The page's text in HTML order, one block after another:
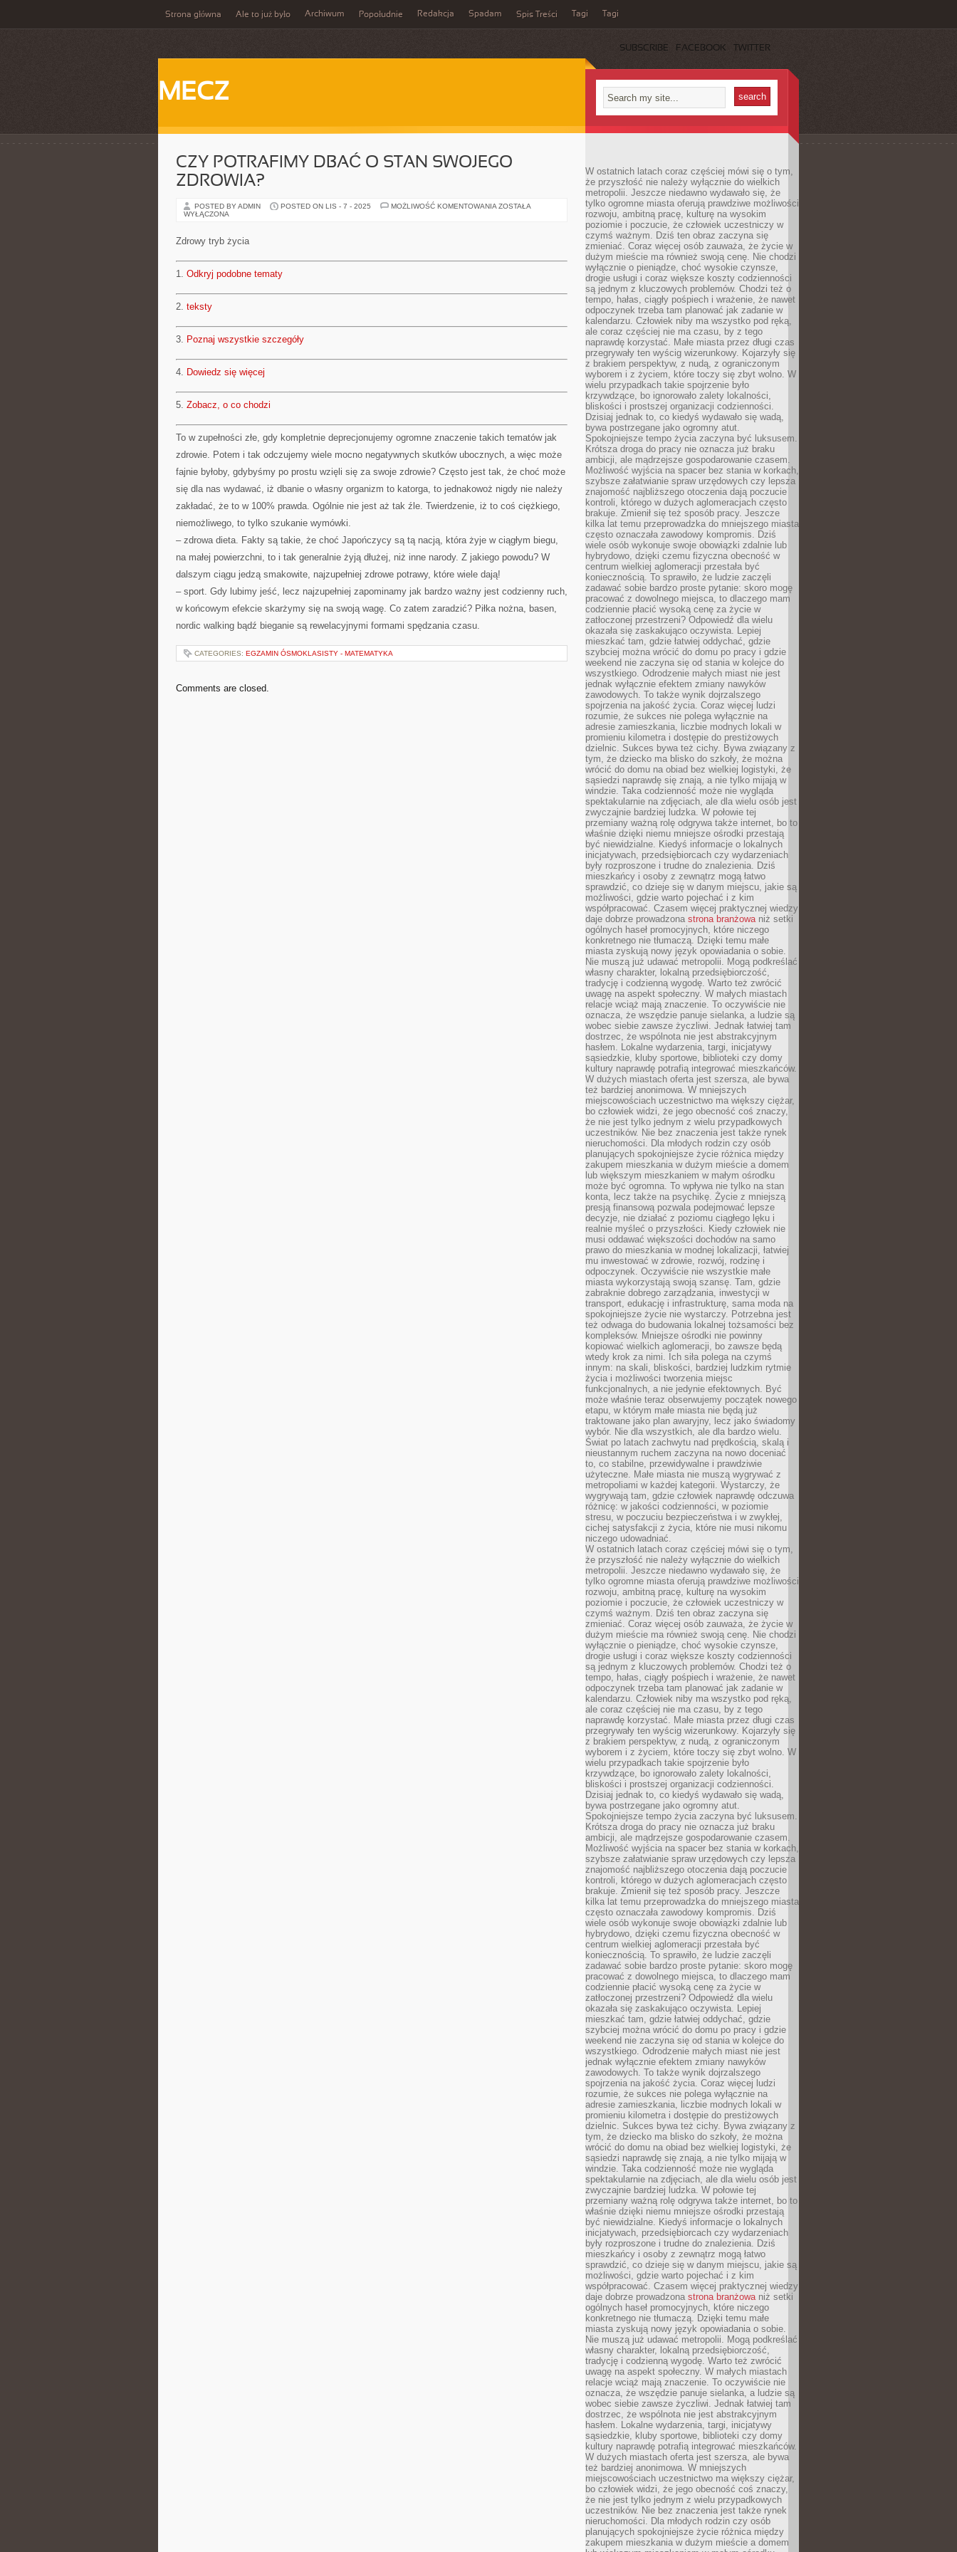
Strona główna Ale to już było Archiwum Popołudnie Redakcja Spadam Spis Treści Tagi Tagi
SUBSCRIBE FACEBOOK TWITTER
MECZ
CZY POTRAFIMY DBAĆ O STAN SWOJEGO
ZDROWIA?
POSTED BY ADMIN POSTED ON LIS - 7 - 2025 MOŻLIWOŚĆ KOMENTOWANIA CZY
ZOSTAŁA
WYŁĄCZONA
Zdrowy tryb życia
1. Odkryj podobne tematy
2. teksty
3. Poznaj wszystkie szczegóły
4. Dowiedz się więcej
5. Zobacz, o co chodzi
To w zupełności złe, gdy kompletnie deprecjonujemy ogromne znaczenie takich tematów jak
zdrowie. Potem i tak odczujemy wiele mocno negatywnych skutków ubocznych, a więc może
fajnie byłoby, gdybyśmy po prostu wzięli się za swoje zdrowie? Często jest tak, że choć może
się dla nas wydawać, iż dbanie o własny organizm to katorga, to jednakowoż nigdy nie należy
zakładać, że to w 100% prawda. Ogólnie nie jest aż tak źle. Twierdzenie, iż to coś ciężkiego,
niemożliwego, to tylko szukanie wymówki.
– zdrowa dieta. Fakty są takie, że choć Japończycy są tą nacją, która żyje w ciągłym biegu,
na małej powierzchni, to i tak generalnie żyją dłużej, niż inne narody. Z jakiego powodu? W
dalszym ciągu jedzą smakowite, najzupełniej zdrowe potrawy, które wiele dają!
– sport. Gdy lubimy jeść, lecz najzupełniej zapominamy jak bardzo ważny jest codzienny ruch,
w końcowym efekcie skarżymy się na swoją wagę. Co zatem zaradzić? Piłka nożna, basen,
nordic walking bądź bieganie są rewelacyjnymi formami spędzania czasu.
CATEGORIES: EGZAMIN ÓSMOKLASISTY - MATEMATYKA
Comments are closed.
W ostatnich latach coraz częściej mówi się o tym,
że przyszłość nie należy wyłącznie do wielkich
metropolii. Jeszcze niedawno wydawało się, że
tylko ogromne miasta oferują prawdziwe możliwości
rozwoju, ambitną pracę, kulturę na wysokim
poziomie i poczucie, że człowiek uczestniczy w
czymś ważnym. Dziś ten obraz zaczyna się
zmieniać. Coraz więcej osób zauważa, że życie w
dużym mieście ma również swoją cenę. Nie chodzi
wyłącznie o pieniądze, choć wysokie czynsze,
drogie usługi i coraz większe koszty codzienności
są jednym z kluczowych problemów. Chodzi też o
tempo, hałas, ciągły pośpiech i wrażenie, że nawet
odpoczynek trzeba tam planować jak zadanie w
kalendarzu. Człowiek niby ma wszystko pod ręką,
ale coraz częściej nie ma czasu, by z tego
naprawdę korzystać. Małe miasta przez długi czas
przegrywały ten wyścig wizerunkowy. Kojarzyły się
z brakiem perspektyw, z nudą, z ograniczonym
wyborem i z życiem, które toczy się zbyt wolno. W
wielu przypadkach takie spojrzenie było
krzywdzące, bo ignorowało zalety lokalności,
bliskości i prostszej organizacji codzienności.
Dzisiaj jednak to, co kiedyś wydawało się wadą,
bywa postrzegane jako ogromny atut.
Spokojniejsze tempo życia zaczyna być luksusem.
Krótsza droga do pracy nie oznacza już braku
ambicji, ale mądrzejsze gospodarowanie czasem.
Możliwość wyjścia na spacer bez stania w korkach,
szybsze załatwianie spraw urzędowych czy lepsza
znajomość najbliższego otoczenia dają poczucie
kontroli, którego w dużych aglomeracjach często
brakuje. Zmienił się też sposób pracy. Jeszcze
kilka lat temu przeprowadzka do mniejszego miasta
często oznaczała zawodowy kompromis. Dziś
wiele osób wykonuje swoje obowiązki zdalnie lub
hybrydowo, dzięki czemu fizyczna obecność w
centrum wielkiej aglomeracji przestała być
koniecznością. To sprawiło, że ludzie zaczęli
zadawać sobie bardzo proste pytanie: skoro mogę
pracować z dowolnego miejsca, to dlaczego mam
codziennie płacić wysoką cenę za życie w
zatłoczonej przestrzeni? Odpowiedź dla wielu
okazała się zaskakująco oczywista. Lepiej
mieszkać tam, gdzie łatwiej oddychać, gdzie
szybciej można wrócić do domu po pracy i gdzie
weekend nie zaczyna się od stania w kolejce do
wszystkiego. Odrodzenie małych miast nie jest
jednak wyłącznie efektem zmiany nawyków
zawodowych. To także wynik dojrzalszego
spojrzenia na jakość życia. Coraz więcej ludzi
rozumie, że sukces nie polega wyłącznie na
adresie zamieszkania, liczbie modnych lokali w
promieniu kilometra i dostępie do prestiżowych
dzielnic. Sukces bywa też cichy. Bywa związany z
tym, że dziecko ma blisko do szkoły, że można
wrócić do domu na obiad bez wielkiej logistyki, że
sąsiedzi naprawdę się znają, a nie tylko mijają w
windzie. Taka codzienność może nie wygląda
spektakularnie na zdjęciach, ale dla wielu osób jest
zwyczajnie bardziej ludzka. W połowie tej
przemiany ważną rolę odgrywa także internet, bo to
właśnie dzięki niemu mniejsze ośrodki przestają
być niewidzialne. Kiedyś informacje o lokalnych
inicjatywach, przedsiębiorcach czy wydarzeniach
były rozproszone i trudne do znalezienia. Dziś
mieszkańcy i osoby z zewnątrz mogą łatwo
sprawdzić, co dzieje się w danym miejscu, jakie są
możliwości, gdzie warto pojechać i z kim
współpracować. Czasem więcej praktycznej wiedzy
daje dobrze prowadzona strona branżowaniż setki
ogólnych haseł promocyjnych, które niczego
konkretnego nie tłumaczą. Dzięki temu małe
miasta zyskują nowy język opowiadania o sobie.
Nie muszą już udawać metropolii. Mogą podkreślać
własny charakter, lokalną przedsiębiorczość,
tradycję i codzienną wygodę. Warto też zwrócić
uwagę na aspekt społeczny. W małych miastach
relacje wciąż mają znaczenie. To oczywiście nie
oznacza, że wszędzie panuje sielanka, a ludzie są
wobec siebie zawsze życzliwi. Jednak łatwiej tam
dostrzec, że wspólnota nie jest abstrakcyjnym
hasłem. Lokalne wydarzenia, targi, inicjatywy
sąsiedzkie, kluby sportowe, biblioteki czy domy
kultury naprawdę potrafią integrować mieszkańców.
W dużych miastach oferta jest szersza, ale bywa
też bardziej anonimowa. W mniejszych
miejscowościach uczestnictwo ma większy ciężar,
bo człowiek widzi, że jego obecność coś znaczy,
że nie jest tylko jednym z wielu przypadkowych
uczestników. Nie bez znaczenia jest także rynek
nieruchomości. Dla młodych rodzin czy osób
planujących spokojniejsze życie różnica między
zakupem mieszkania w dużym mieście a domem
lub większym mieszkaniem w małym ośrodku
może być ogromna. To wpływa nie tylko na stan
konta, lecz także na psychikę. Życie z mniejszą
presją finansową pozwala podejmować lepsze
decyzje, nie działać z poziomu ciągłego lęku i
realnie myśleć o przyszłości. Kiedy człowiek nie
musi oddawać większości dochodów na samo
prawo do mieszkania w modnej lokalizacji, łatwiej
mu inwestować w zdrowie, rozwój, rodzinę i
odpoczynek. Oczywiście nie wszystkie małe
miasta wykorzystają swoją szansę. Tam, gdzie
zabraknie dobrego zarządzania, inwestycji w
transport, edukację i infrastrukturę, sama moda na
spokojniejsze życie nie wystarczy. Potrzebna jest
też odwaga do budowania lokalnej tożsamości bez
kompleksów. Mniejsze ośrodki nie powinny
kopiować wielkich aglomeracji, bo zawsze będą
wtedy krok za nimi. Ich siła polega na czymś
innym: na skali, bliskości, bardziej ludzkim rytmie
życia i możliwości tworzenia miejsc
funkcjonalnych, a nie jedynie efektownych. Być
może właśnie teraz obserwujemy początek nowego
etapu, w którym małe miasta nie będą już
traktowane jako plan awaryjny, lecz jako świadomy
wybór. Nie dla wszystkich, ale dla bardzo wielu.
Świat po latach zachwytu nad prędkością, skalą i
nieustannym ruchem zaczyna na nowo doceniać
to, co stabilne, przewidywalne i prawdziwie
użyteczne. Małe miasta nie muszą wygrywać z
metropoliami w każdej kategorii. Wystarczy, że
wygrywają tam, gdzie człowiek naprawdę odczuwa
różnicę: w jakości codzienności, w poziomie
stresu, w poczuciu bezpieczeństwa i w zwykłej,
cichej satysfakcji z życia, które nie musi nikomu
niczego udowadniać.
W ostatnich latach coraz częściej mówi się o tym,
że przyszłość nie należy wyłącznie do wielkich
metropolii. Jeszcze niedawno wydawało się, że
tylko ogromne miasta oferują prawdziwe możliwości
rozwoju, ambitną pracę, kulturę na wysokim
poziomie i poczucie, że człowiek uczestniczy w
czymś ważnym. Dziś ten obraz zaczyna się
zmieniać. Coraz więcej osób zauważa, że życie w
dużym mieście ma również swoją cenę. Nie chodzi
wyłącznie o pieniądze, choć wysokie czynsze,
drogie usługi i coraz większe koszty codzienności
są jednym z kluczowych problemów. Chodzi też o
tempo, hałas, ciągły pośpiech i wrażenie, że nawet
odpoczynek trzeba tam planować jak zadanie w
kalendarzu. Człowiek niby ma wszystko pod ręką,
ale coraz częściej nie ma czasu, by z tego
naprawdę korzystać. Małe miasta przez długi czas
przegrywały ten wyścig wizerunkowy. Kojarzyły się
z brakiem perspektyw, z nudą, z ograniczonym
wyborem i z życiem, które toczy się zbyt wolno. W
wielu przypadkach takie spojrzenie było
krzywdzące, bo ignorowało zalety lokalności,
bliskości i prostszej organizacji codzienności.
Dzisiaj jednak to, co kiedyś wydawało się wadą,
bywa postrzegane jako ogromny atut.
Spokojniejsze tempo życia zaczyna być luksusem.
Krótsza droga do pracy nie oznacza już braku
ambicji, ale mądrzejsze gospodarowanie czasem.
Możliwość wyjścia na spacer bez stania w korkach,
szybsze załatwianie spraw urzędowych czy lepsza
znajomość najbliższego otoczenia dają poczucie
kontroli, którego w dużych aglomeracjach często
brakuje. Zmienił się też sposób pracy. Jeszcze
kilka lat temu przeprowadzka do mniejszego miasta
często oznaczała zawodowy kompromis. Dziś
wiele osób wykonuje swoje obowiązki zdalnie lub
hybrydowo, dzięki czemu fizyczna obecność w
centrum wielkiej aglomeracji przestała być
koniecznością. To sprawiło, że ludzie zaczęli
zadawać sobie bardzo proste pytanie: skoro mogę
pracować z dowolnego miejsca, to dlaczego mam
codziennie płacić wysoką cenę za życie w
zatłoczonej przestrzeni? Odpowiedź dla wielu
okazała się zaskakująco oczywista. Lepiej
mieszkać tam, gdzie łatwiej oddychać, gdzie
szybciej można wrócić do domu po pracy i gdzie
weekend nie zaczyna się od stania w kolejce do
wszystkiego. Odrodzenie małych miast nie jest
jednak wyłącznie efektem zmiany nawyków
zawodowych. To także wynik dojrzalszego
spojrzenia na jakość życia. Coraz więcej ludzi
rozumie, że sukces nie polega wyłącznie na
adresie zamieszkania, liczbie modnych lokali w
promieniu kilometra i dostępie do prestiżowych
dzielnic. Sukces bywa też cichy. Bywa związany z
tym, że dziecko ma blisko do szkoły, że można
wrócić do domu na obiad bez wielkiej logistyki, że
sąsiedzi naprawdę się znają, a nie tylko mijają w
windzie. Taka codzienność może nie wygląda
spektakularnie na zdjęciach, ale dla wielu osób jest
zwyczajnie bardziej ludzka. W połowie tej
przemiany ważną rolę odgrywa także internet, bo to
właśnie dzięki niemu mniejsze ośrodki przestają
być niewidzialne. Kiedyś informacje o lokalnych
inicjatywach, przedsiębiorcach czy wydarzeniach
były rozproszone i trudne do znalezienia. Dziś
mieszkańcy i osoby z zewnątrz mogą łatwo
sprawdzić, co dzieje się w danym miejscu, jakie są
możliwości, gdzie warto pojechać i z kim
współpracować. Czasem więcej praktycznej wiedzy
daje dobrze prowadzona strona branżowaniż setki
ogólnych haseł promocyjnych, które niczego
konkretnego nie tłumaczą. Dzięki temu małe
miasta zyskują nowy język opowiadania o sobie.
Nie muszą już udawać metropolii. Mogą podkreślać
własny charakter, lokalną przedsiębiorczość,
tradycję i codzienną wygodę. Warto też zwrócić
uwagę na aspekt społeczny. W małych miastach
relacje wciąż mają znaczenie. To oczywiście nie
oznacza, że wszędzie panuje sielanka, a ludzie są
wobec siebie zawsze życzliwi. Jednak łatwiej tam
dostrzec, że wspólnota nie jest abstrakcyjnym
hasłem. Lokalne wydarzenia, targi, inicjatywy
sąsiedzkie, kluby sportowe, biblioteki czy domy
kultury naprawdę potrafią integrować mieszkańców.
W dużych miastach oferta jest szersza, ale bywa
też bardziej anonimowa. W mniejszych
miejscowościach uczestnictwo ma większy ciężar,
bo człowiek widzi, że jego obecność coś znaczy,
że nie jest tylko jednym z wielu przypadkowych
uczestników. Nie bez znaczenia jest także rynek
nieruchomości. Dla młodych rodzin czy osób
planujących spokojniejsze życie różnica między
zakupem mieszkania w dużym mieście a domem